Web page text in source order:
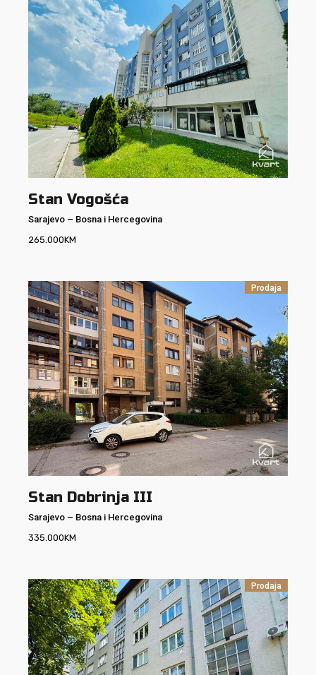
Stan Vogošća
Sarajevo – Bosna i Hercegovina
265.000KM
Prodaja
Stan Dobrinja III
Sarajevo – Bosna i Hercegovina
335.000KM
Prodaja